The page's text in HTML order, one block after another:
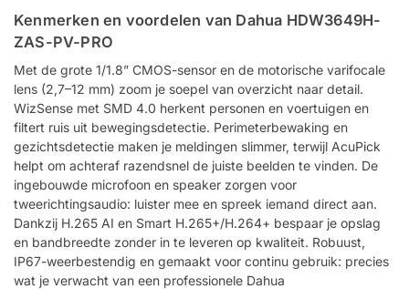
Kenmerken en voordelen van Dahua HDW3649H-
ZAS-PV-PRO
Met de grote 1/1.8” CMOS-sensor en de motorische varifocale
lens (2,7–12 mm) zoom je soepel van overzicht naar detail.
WizSense met SMD 4.0 herkent personen en voertuigen en
filtert ruis uit bewegingsdetectie. Perimeterbewaking en
gezichtsdetectie maken je meldingen slimmer, terwijl AcuPick
helpt om achteraf razendsnel de juiste beelden te vinden. De
ingebouwde microfoon en speaker zorgen voor
tweerichtingsaudio: luister mee en spreek iemand direct aan.
Dankzij H.265 AI en Smart H.265+/H.264+ bespaar je opslag
en bandbreedte zonder in te leveren op kwaliteit. Robuust,
IP67-weerbestendig en gemaakt voor continu gebruik: precies
wat je verwacht van een professionele Dahua